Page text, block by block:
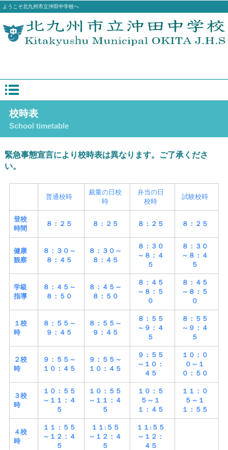
ようこそ北九州市立沖田中学校へ
校時表
School timetable
緊急事態宣言により校時表は異なります。ご了承くださ
い。
普通校時
裁量の日校
時
弁当の日
校時
試験校時
登校
時間
８：２５ ８：２５ ８：２５ ８：２５
健康
観察
８：３０～
８：４５
８：３０～
８：４５
８：３０
～８：４
５
８：３０
～８：４
５
学級
指導
８：４５～
８：５０
８：４５～
８：５０
８：４５
～８：５
０
８：４５
～８：５
０
１校
時
８：５５～
９：４５
８：５５～
９：４５
８：５５
～９：４
５
８：５５
～９：４
５
２校
時
９：５５～
１０：４５
９：５５～
１０：４５
９：５５
～１０：
４５
１０：０
０～１
０：５０
３校
時
１０：５５
～１１：４
５
１０：５５
～１１：４
５
１０：５
５～１
１：４５
１１：０
５～１
１：５５
４校
時
１１：５５
～１２：４
５
１１:５５
～１２：４
５
１１:５５
～１２：
４５